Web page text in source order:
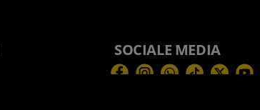
SOCIALE MEDIA
FacebookInstagramWhatsApp
TikTokTwitter